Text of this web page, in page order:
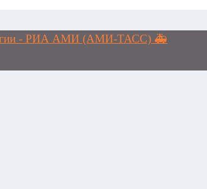
- РИА АМИ (АМИ-ТАСС) 🚑